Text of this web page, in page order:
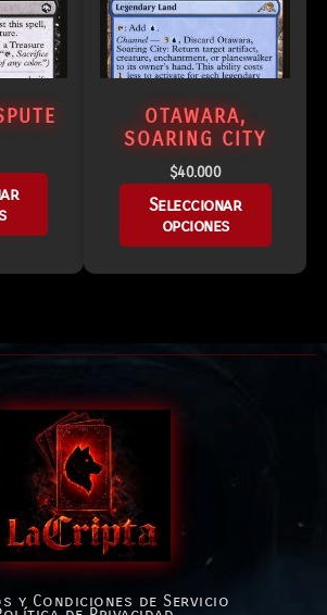
OTAWARA,
SOARING CITY
$40.000
Seleccionar
opciones
y Condiciones de Servicio